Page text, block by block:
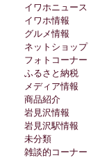
イワホニュース
イワホ情報
グルメ情報
ネットショップ
フォトコーナー
ふるさと納税
メディア情報
商品紹介
岩見沢情報
岩見沢駅情報
未分類
雑談的コーナー